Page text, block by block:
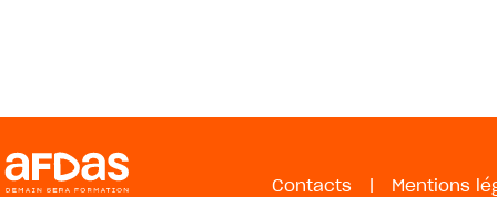
Contacts | Mentions